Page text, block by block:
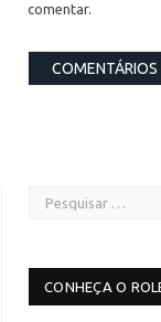
comentar.
CONHEÇA O